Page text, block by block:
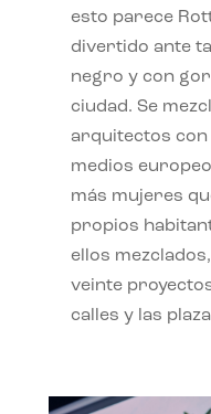
esto parece
divertido ante
negro y con
ciudad. Se
arquitectos
medios
más mujeres
propios
ellos
veinte
calles y las